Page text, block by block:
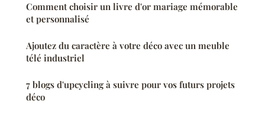
Comment choisir un livre d'or mariage mémorable
et personnalisé
Ajoutez du caractère à votre déco avec un meuble
télé industriel
7 blogs d'upcycling à suivre pour vos futurs projets
déco